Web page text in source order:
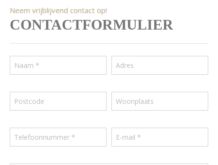
Neem vrijblijvend contact op!
CONTACTFORMULIER